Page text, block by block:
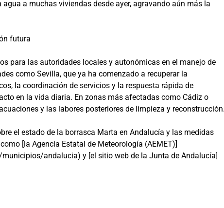
a muchas viviendas desde ayer, agravando aún más la
futura
para las autoridades locales y autonómicas en el manejo de
como Sevilla, que ya ha comenzado a recuperar la
la coordinación de servicios y la respuesta rápida de
en la vida diaria. En zonas más afectadas como Cádiz o
y las labores posteriores de limpieza y
el estado de la borrasca Marta en Andalucía y las medidas
[la Agencia Estatal de Meteorología (AEMET)]
andalucia) y [el sitio web de la Junta de Andalucía]